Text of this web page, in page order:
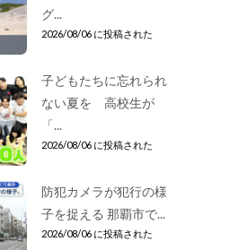
グ...
2026/08/06 に投稿された
子どもたちに忘れられ
ない夏を 高校生が
「...
2026/08/06 に投稿された
防犯カメラが犯行の様
子を捉える 那覇市で...
2026/08/06 に投稿された